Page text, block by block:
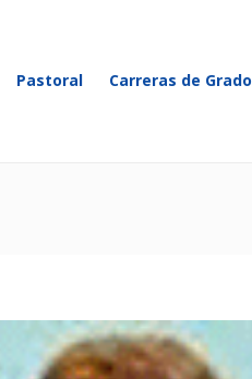
Pastoral Carreras de Grado